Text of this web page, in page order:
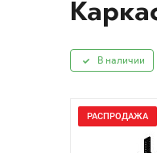
В наличии
РАСПРОДАЖА